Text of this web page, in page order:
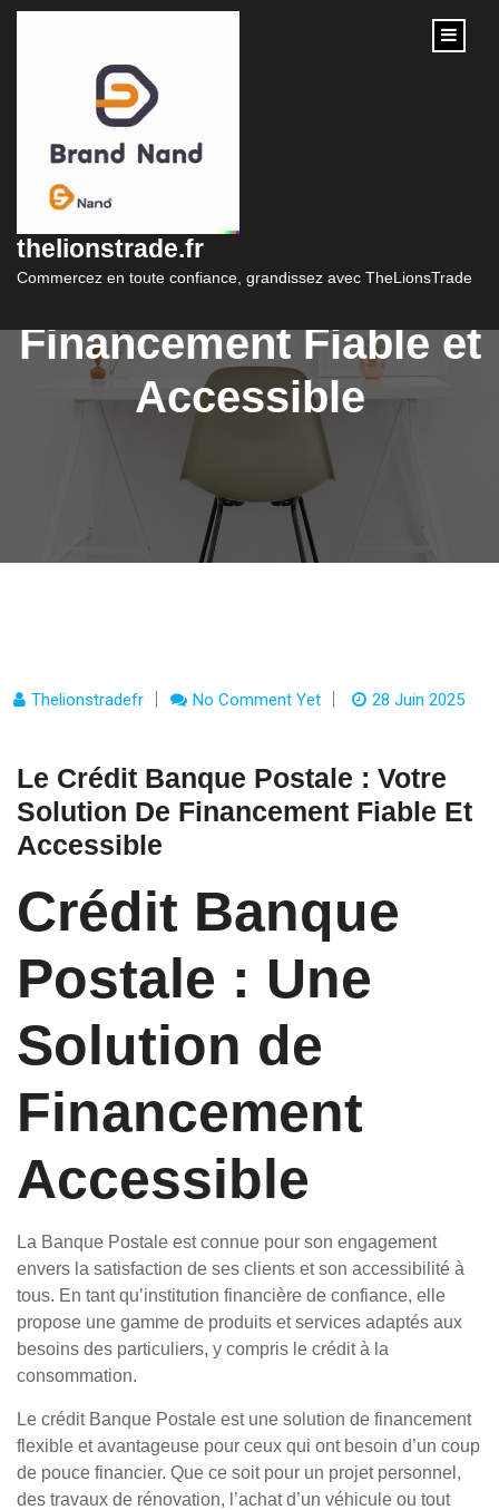
content
thelionstrade.fr
Commercez en toute confiance, grandissez avec TheLionsTrade
Le Crédit Banque
Postale : Votre
Solution de
Financement Fiable et
Accessible
Thelionstradefr No Comment Yet 28 Juin 2025
Le Crédit Banque Postale : Votre
Solution De Financement Fiable Et
Accessible
Crédit Banque
Postale : Une
Solution de
Financement
Accessible
La Banque Postale est connue pour son engagement
envers la satisfaction de ses clients et son accessibilité à
tous. En tant qu’institution financière de confiance, elle
propose une gamme de produits et services adaptés aux
besoins des particuliers, y compris le crédit à la
consommation.
Le crédit Banque Postale est une solution de financement
flexible et avantageuse pour ceux qui ont besoin d’un coup
de pouce financier. Que ce soit pour un projet personnel,
des travaux de rénovation, l’achat d’un véhicule ou tout